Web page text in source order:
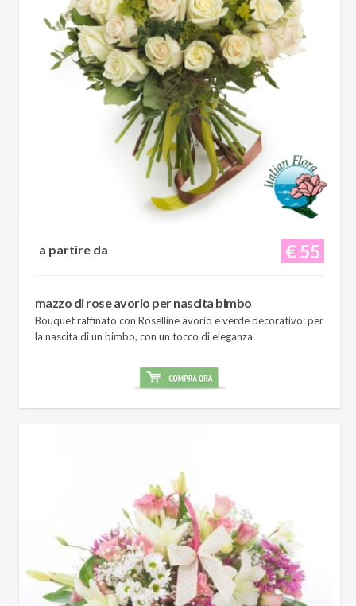
€ 55
a partire da
mazzo di rose avorio per nascita bimbo
Bouquet raffinato con Roselline avorio e verde decorativo: per
la nascita di un bimbo, con un tocco di eleganza